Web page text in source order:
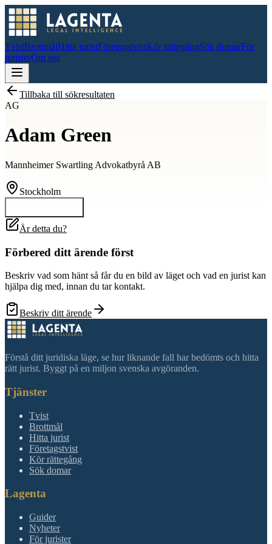
TvistBrottmålHitta juristFöretagstvistKör rättegångSök domarFör
juristerOm oss
Tillbaka till sökresultaten
AG
Adam Green
Mannheimer Swartling Advokatbyrå AB
Stockholm
Är detta du?
Förbered ditt ärende först
Beskriv vad som hänt så får du en bild av läget och vad en jurist kan
hjälpa dig med, innan du tar kontakt.
Beskriv ditt ärende
Förstå ditt juridiska läge, se hur liknande fall har bedömts och hitta
rätt jurist. Byggt på en miljon svenska avgöranden.
Tjänster
Tvist
Brottmål
Hitta jurist
Företagstvist
Kör rättegång
Sök domar
Lagenta
Guider
Nyheter
För jurister